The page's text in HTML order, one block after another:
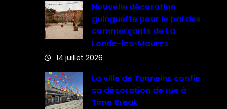
Nouvelle décoration
guinguette pour le bal des
commerçants de La
Londe-les-Maures
14 juillet 2026
La ville de Tonneins confie
sa décoration de rue à
Time Break